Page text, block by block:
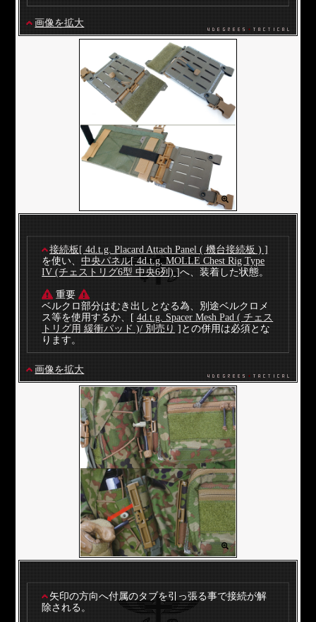
画像を拡大
接続板[ 4d.t.g. Placard Attach Panel ( 機台接続板 ) ]
を使い、中央パネル[ 4d.t.g. MOLLE Chest Rig Type
IV (チェストリグ6型 中央6列) ]へ、装着した状態。
重要
ベルクロ部分はむき出しとなる為、別途ベルクロメ
ス等を使用するか、[4d.t.g. Spacer Mesh Pad ( チェス
トリグ用 緩衝パッド )/ 別売り]との併用は必須とな
ります。
画像を拡大
矢印の方向へ付属のタブを引っ張る事で接続が解
除される。